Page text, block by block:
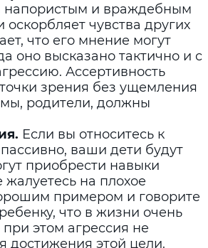
напористым и враждебным
чувства других
что его мнение могут
оно высказано тактично и с
Ассертивность
зрения без ущемления
мы, родители, должны
Если вы относитесь к
ваши дети будут
приобрести навыки
на плохое
примером и говорите
что в жизни очень
этом агрессия не
достижения этой цели.